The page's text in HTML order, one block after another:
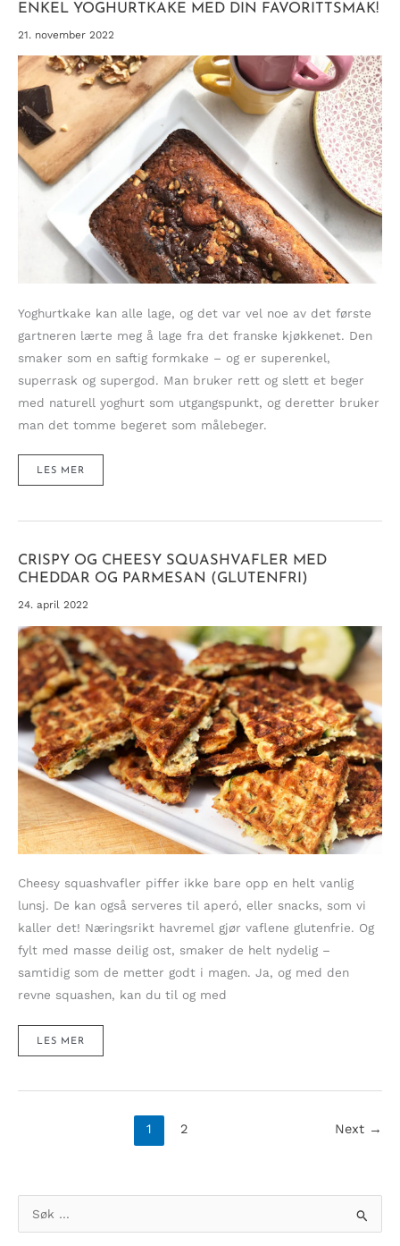
ENKEL YOGHURTKAKE MED DIN FAVORITTSMAK!
21. november 2022
Yoghurtkake kan alle lage, og det var vel noe av det første
gartneren lærte meg å lage fra det franske kjøkkenet. Den
smaker som en saftig formkake – og er superenkel,
superrask og supergod. Man bruker rett og slett et beger
med naturell yoghurt som utgangspunkt, og deretter bruker
man det tomme begeret som målebeger.
ENKEL
MED
LES MER
CRISPY OG CHEESY SQUASHVAFLER MED
CHEDDAR OG PARMESAN (GLUTENFRI)
24. april 2022
Cheesy squashvafler piffer ikke bare opp en helt vanlig
lunsj. De kan også serveres til aperó, eller snacks, som vi
kaller det! Næringsrikt havremel gjør vaflene glutenfrie. Og
fylt med masse deilig ost, smaker de helt nydelig –
samtidig som de metter godt i magen. Ja, og med den
revne squashen, kan du til og med
CRISPY
CHEESY
OG
LES MER
1 2 Next →
ø